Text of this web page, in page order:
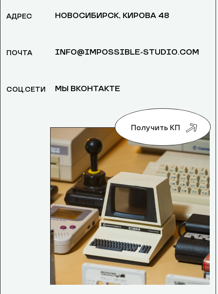
АДРЕС
ПОЧТА
СОЦ.СЕТИ
НОВОСИБИРСК, ​КИРОВА 48
INFO@IMPOSSIBLE-STUDIO.COM
МЫ ВКОНТАКТЕ
Получить КП